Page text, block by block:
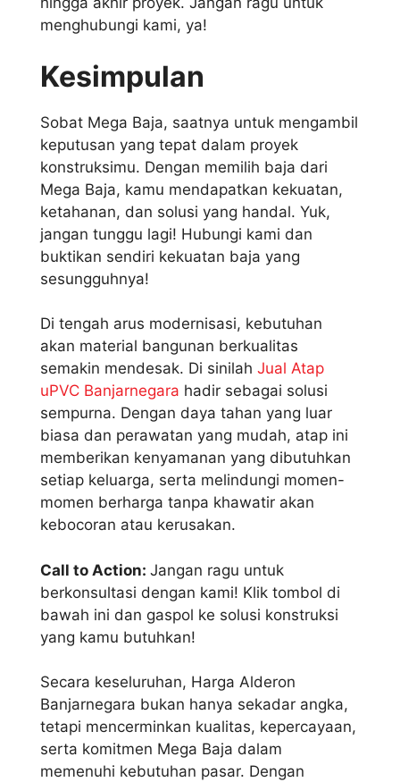
menghubungi kami, ya!
Kesimpulan
Sobat Mega Baja, saatnya untuk mengambil
keputusan yang tepat dalam proyek
konstruksimu. Dengan memilih baja dari
Mega Baja, kamu mendapatkan kekuatan,
ketahanan, dan solusi yang handal. Yuk,
jangan tunggu lagi! Hubungi kami dan
buktikan sendiri kekuatan baja yang
sesungguhnya!
Di tengah arus modernisasi, kebutuhan
akan material bangunan berkualitas
semakin mendesak. Di sinilah Jual Atap
uPVC Banjarnegara hadir sebagai solusi
sempurna. Dengan daya tahan yang luar
biasa dan perawatan yang mudah, atap ini
memberikan kenyamanan yang dibutuhkan
setiap keluarga, serta melindungi momen-
momen berharga tanpa khawatir akan
kebocoran atau kerusakan.
Call to Action: Jangan ragu untuk
berkonsultasi dengan kami! Klik tombol di
bawah ini dan gaspol ke solusi konstruksi
yang kamu butuhkan!
Secara keseluruhan, Harga Alderon
Banjarnegara bukan hanya sekadar angka,
tetapi mencerminkan kualitas, kepercayaan,
serta komitmen Mega Baja dalam
memenuhi kebutuhan pasar. Dengan